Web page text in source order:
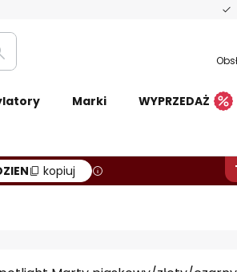
Marki WYPRZEDAŻ
kopiuj